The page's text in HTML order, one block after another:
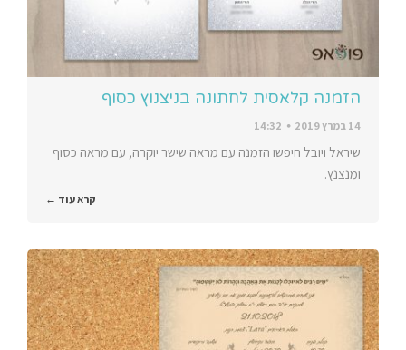
הזמנה קלאסית לחתונה בניצנוץ כסוף
14 במרץ 2019 14:32
שיראל ויובל חיפשו הזמנה עם מראה שישר יוקרה, עם מראה כסוף
ומנצנץ.
קרא עוד ←